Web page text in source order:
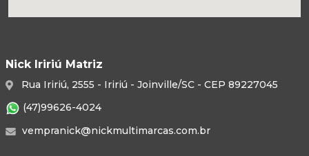
Nick Iririú Matriz
Rua Iririú, 2555 - Iririú - Joinville/SC - CEP 89227045
(47)99626-4024
vempranick@nickmultimarcas.com.br